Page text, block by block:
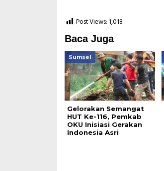
Post Views: 1,018
Baca Juga
Sumsel
Gelorakan Semangat
HUT Ke-116, Pemkab
OKU Inisiasi Gerakan
Indonesia Asri